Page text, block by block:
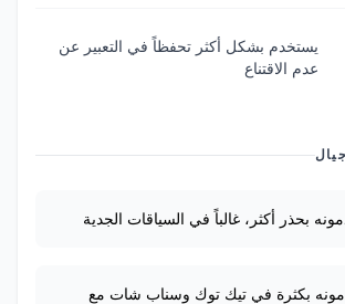
يستخدم بشكل أكثر تحفظاً في التعبير عن
عدم الاقتناع
بحذر أكثر، غالباً في السياقات الجدية
بكثرة في تيك توك وسناب شات مع